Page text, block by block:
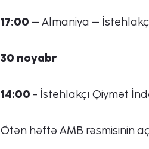
17:00 – Almaniya –
30 noyabr
14:00 - İstehlakçı Qiymət
Ötən həftə AMB rəsmisinin